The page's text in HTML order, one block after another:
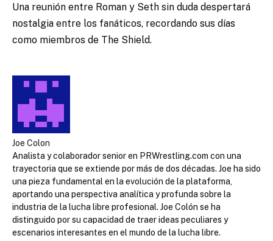
Una reunión entre Roman y Seth sin duda despertará
nostalgia entre los fanáticos, recordando sus días
como miembros de The Shield.
Joe Colon
Analista y colaborador senior en PRWrestling.com con una
trayectoria que se extiende por más de dos décadas. Joe ha sido
una pieza fundamental en la evolución de la plataforma,
aportando una perspectiva analítica y profunda sobre la
industria de la lucha libre profesional. Joe Colón se ha
distinguido por su capacidad de traer ideas peculiares y
escenarios interesantes en el mundo de la lucha libre.